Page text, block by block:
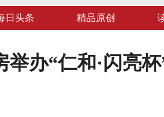
日头条 精品原创
举办“仁和·闪亮